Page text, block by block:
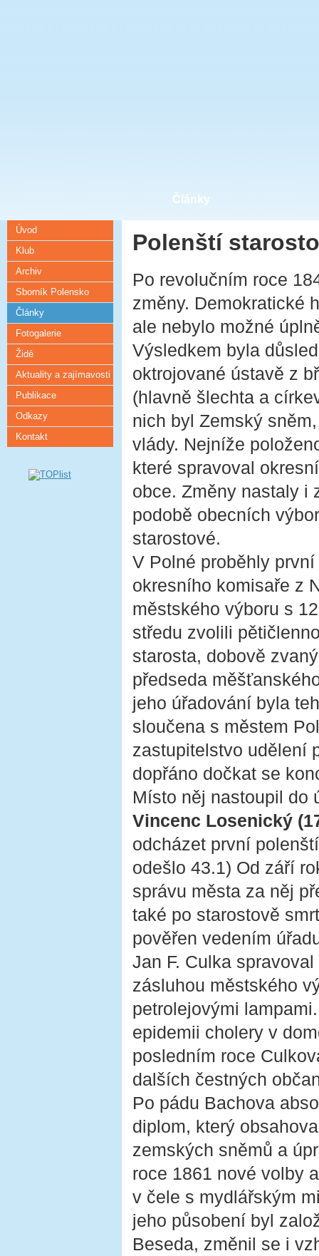
Články
Úvod
Klub
Archiv
Sborník Polensko
Články
Fotogalerie
Židé
Aktuality a zajímavosti
Publikace
Odkazy
Kontakt
Polenští
Po revolučním roce
změny. Demokratické
ale nebylo možné
Výsledkem byla
oktrojované ústavě z
(hlavně šlechta a
nich byl Zemský
vlády. Nejníže
které spravoval
obce. Změny nastaly i
podobě obecních
starostové.
V Polné proběhly
okresního komisaře z
městského výboru s
středu zvolili
starosta, dobově
předseda
jeho úřadování byla
sloučena s městem
zastupitelstvo udělení
dopřáno dočkat se
Místo něj nastoupil do
Vincenc Losenický
odcházet první
odešlo 43.1) Od září
správu města za něj
také po starostově
pověřen vedením
Jan F. Culka
zásluhou městského
petrolejovými
epidemii cholery v
posledním roce
dalších čestných
Po pádu Bachova
diplom, který
zemských sněmů a
roce 1861 nové volby
v čele s mydlářským
jeho působení byl
Beseda, změnil se i